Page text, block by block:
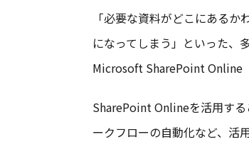
「必要な資料がどこにある
になってしまう」といった、
Microsoft SharePoint Online
SharePoint Onlineを活用す
ークフローの自動化など、活